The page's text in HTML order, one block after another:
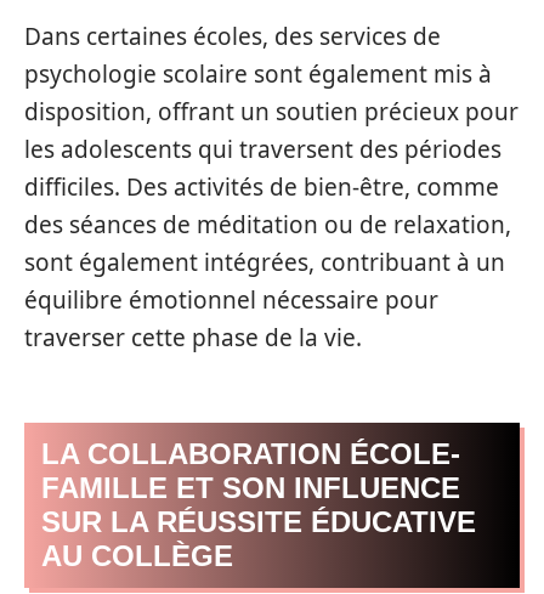
Dans certaines écoles, des services de
psychologie scolaire sont également mis à
disposition, offrant un soutien précieux pour
les adolescents qui traversent des périodes
difficiles. Des activités de bien-être, comme
des séances de méditation ou de relaxation,
sont également intégrées, contribuant à un
équilibre émotionnel nécessaire pour
traverser cette phase de la vie.
LA COLLABORATION ÉCOLE-
FAMILLE ET SON INFLUENCE
SUR LA RÉUSSITE ÉDUCATIVE
AU COLLÈGE